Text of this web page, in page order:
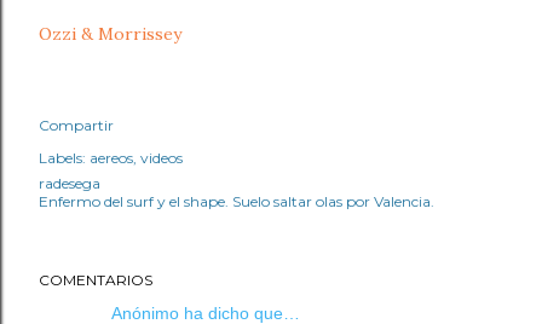
Ozzi & Morrissey
Compartir
Labels: aereos videos
radesega
Enfermo del surf y el shape. Suelo saltar olas por Valencia.
COMENTARIOS
Anónimo ha dicho que…